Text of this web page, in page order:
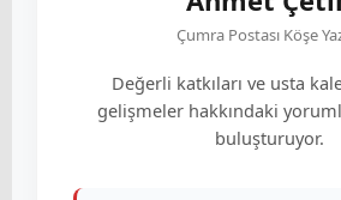
Çumra Postası Köşe
Değerli katkıları ve usta
gelişmeler hakkındaki
buluşturuyor.